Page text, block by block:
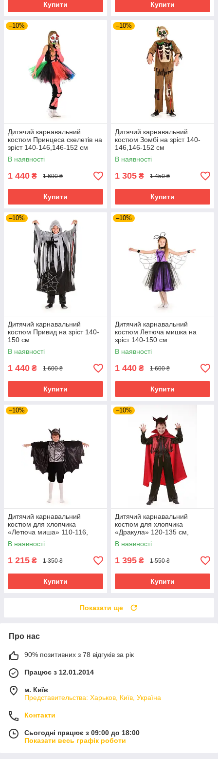
Купити Купити
–10%
Дитячий карнавальний
костюм Принцеса скелетів на
зріст 140-146,146-152 см
В наявності
1 440 ₴ 1 600 ₴
Купити
–10%
Дитячий карнавальний
костюм Зомбі на зріст 140-
146,146-152 см
В наявності
1 305 ₴ 1 450 ₴
Купити
–10%
Дитячий карнавальний
костюм Привид на зріст 140-
150 см
В наявності
1 440 ₴ 1 600 ₴
Купити
–10%
Дитячий карнавальний
костюм Летюча мишка на
зріст 140-150 см
В наявності
1 440 ₴ 1 600 ₴
Купити
–10%
Дитячий карнавальний
костюм для хлопчика
«Летюча миша» 110-116,
116-122 см, чорний
В наявності
1 215 ₴ 1 350 ₴
Купити
–10%
Дитячий карнавальний
костюм для хлопчика
«Дракула» 120-135 см,
чорно-червоний
В наявності
1 395 ₴ 1 550 ₴
Купити
Показати ще
Про нас
90% позитивних з 78 відгуків за рік
Працює з 12.01.2014
м. Київ
Представительства: Харьков, Київ, Україна
Контакти
Сьогодні працює з 09:00 до 18:00
Показати весь графік роботи